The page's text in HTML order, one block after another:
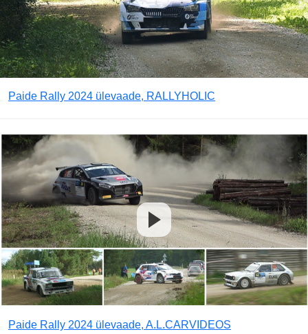
Paide Rally 2024 ülevaade, RALLYHOLIC
Paide Rally 2024 ülevaade, A.L.CARVIDEOS